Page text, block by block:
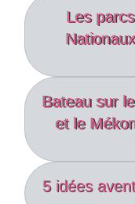
Les parcs
Nationaux
Bateau sur
et le
5 idées